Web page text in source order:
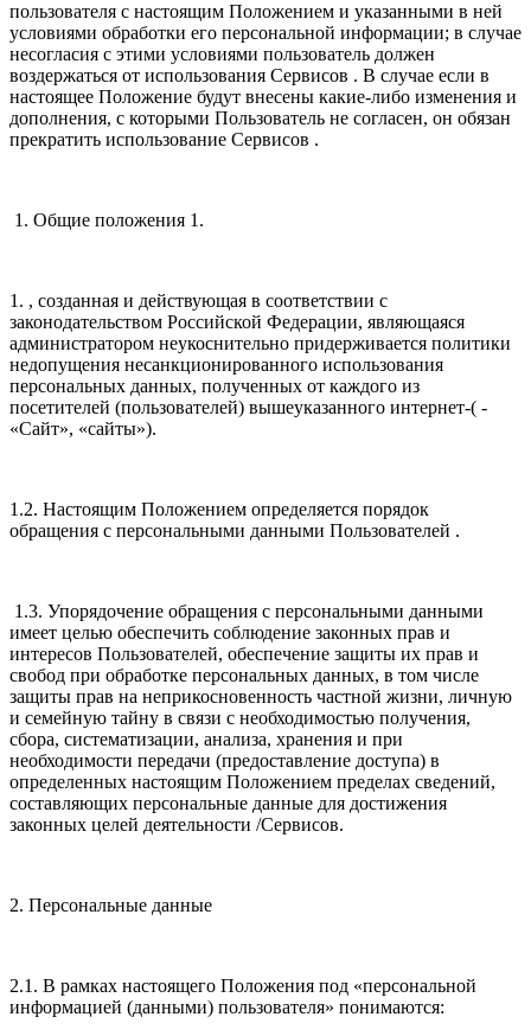
пользователя с настоящим Положением и указанными в ней
условиями обработки его персональной информации; в случае
несогласия с этими условиями пользователь должен
воздержаться от использования Сервисов . В случае если в
настоящее Положение будут внесены какие-либо изменения и
дополнения, с которыми Пользователь не согласен, он обязан
прекратить использование Сервисов .
1. Общие положения 1.
1. , созданная и действующая в соответствии с
законодательством Российской Федерации, являющаяся
администратором неукоснительно придерживается политики
недопущения несанкционированного использования
персональных данных, полученных от каждого из
посетителей (пользователей) вышеуказанного интернет-( -
«Сайт», «сайты»).
1.2. Настоящим Положением определяется порядок
обращения с персональными данными Пользователей .
1.3. Упорядочение обращения с персональными данными
имеет целью обеспечить соблюдение законных прав и
интересов Пользователей, обеспечение защиты их прав и
свобод при обработке персональных данных, в том числе
защиты прав на неприкосновенность частной жизни, личную
и семейную тайну в связи с необходимостью получения,
сбора, систематизации, анализа, хранения и при
необходимости передачи (предоставление доступа) в
определенных настоящим Положением пределах сведений,
составляющих персональные данные для достижения
законных целей деятельности /Сервисов.
2. Персональные данные
2.1. В рамках настоящего Положения под «персональной
информацией (данными) пользователя» понимаются: